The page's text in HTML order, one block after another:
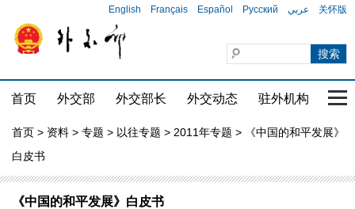
English Français Español Русский عربي 关怀版
首页 外交部 外交部长 外交动态 驻外机构 国
首页 > 资料 > 专题 > 以往专题 > 2011年专题 > 《中国的和平发展》
白皮书
《中国的和平发展》白皮书